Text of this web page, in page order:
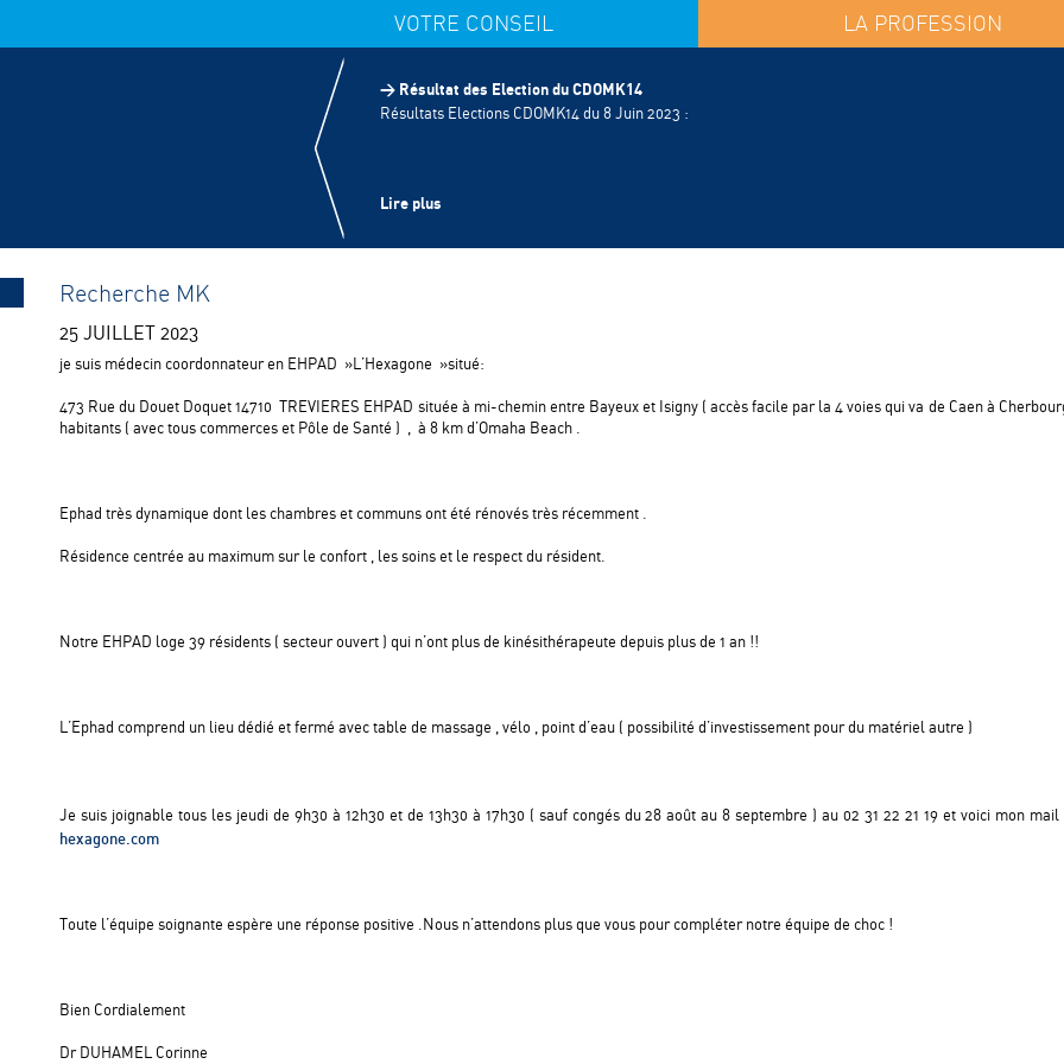
VOTRE CONSEIL
> VOS ÉLUS
> COMMUNICATION
> INFORMATIONS UTILES
> ACTUALITÉS
LA PROFESSION
PRATIQUE
> Résultat des Election du CDOMK14
Résultats Elections CDOMK14 du 8 Juin 2023 :
Lire plus
Recherche MK
25 JUILLET 2023
je suis médecin coordonnateur en EHPAD »L’Hexagone »situé:
473 Rue du Douet Doquet 14710 TREVIERES EHPAD située à mi-chemin entre Bayeux et Isigny ( accès facile par la 4 voies qui va de Caen à
habitants ( avec tous commerces et Pôle de Santé ) , à 8 km d’Omaha Beach .
Ephad très dynamique dont les chambres et communs ont été rénovés très récemment .
Résidence centrée au maximum sur le confort , les soins et le respect du résident.
Notre EHPAD loge 39 résidents ( secteur ouvert ) qui n’ont plus de kinésithérapeute depuis plus de 1 an !!
L’Ephad comprend un lieu dédié et fermé avec table de massage , vélo , point d’eau ( possibilité d’investissement pour du matériel autre )
Je suis joignable tous les jeudi de 9h30 à 12h30 et de 13h30 à 17h30 ( sauf congés du 28 août au 8 septembre ) au 02 31 22 21 19 et voici mon mail
hexagone.com
Toute l’équipe soignante espère une réponse positive .Nous n’attendons plus que vous pour compléter notre équipe de choc !
Bien Cordialement
Dr DUHAMEL Corinne